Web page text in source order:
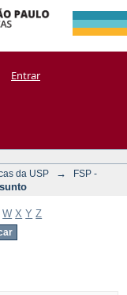
Entrar
da USP →
FSP -
W X Y Z